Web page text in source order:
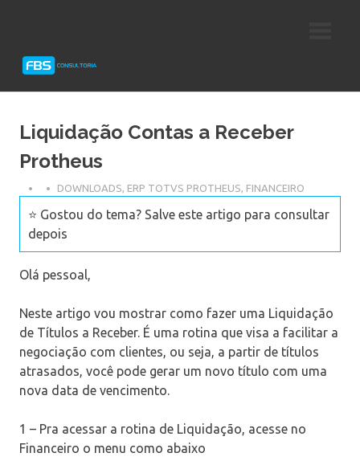
Protheus
Liquidação Contas a Receber
Protheus
DOWNLOADS, ERP TOTVS PROTHEUS, FINANCEIRO
⭐ Gostou do tema? Salve este artigo para consultar
depois
Olá pessoal,
Neste artigo vou mostrar como fazer uma Liquidação
de Títulos a Receber. É uma rotina que visa a facilitar a
negociação com clientes, ou seja, a partir de títulos
atrasados, você pode gerar um novo título com uma
nova data de vencimento.
1 – Pra acessar a rotina de Liquidação, acesse no
Financeiro o menu como abaixo